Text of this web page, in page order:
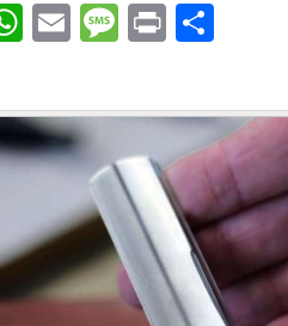
WhatsApp
EmailMessage
Print